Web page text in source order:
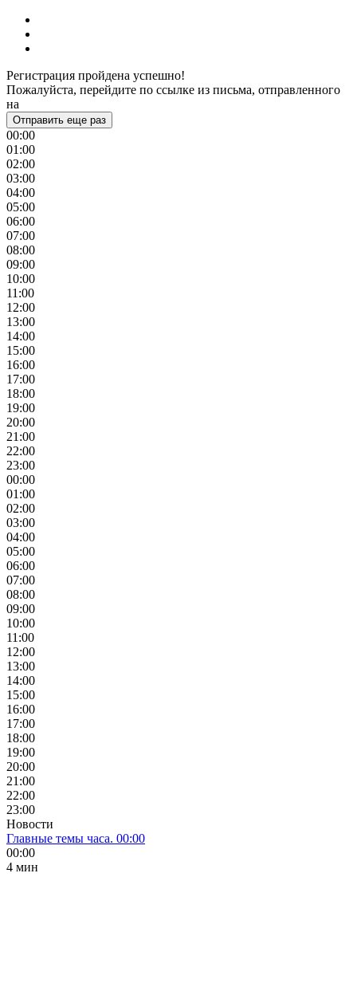
Регистрация пройдена успешно!
Пожалуйста, перейдите по ссылке из письма, отправленного
на
Отправить еще раз
00:00
01:00
02:00
03:00
04:00
05:00
06:00
07:00
08:00
09:00
10:00
11:00
12:00
13:00
14:00
15:00
16:00
17:00
18:00
19:00
20:00
21:00
22:00
23:00
00:00
01:00
02:00
03:00
04:00
05:00
06:00
07:00
08:00
09:00
10:00
11:00
12:00
13:00
14:00
15:00
16:00
17:00
18:00
19:00
20:00
21:00
22:00
23:00
Новости
Главные темы часа. 00:00
00:00
4 мин